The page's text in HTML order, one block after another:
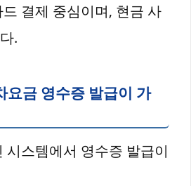
결제 중심이며, 현금 사
.
요금 영수증 발급이 가
시스템에서 영수증 발급이